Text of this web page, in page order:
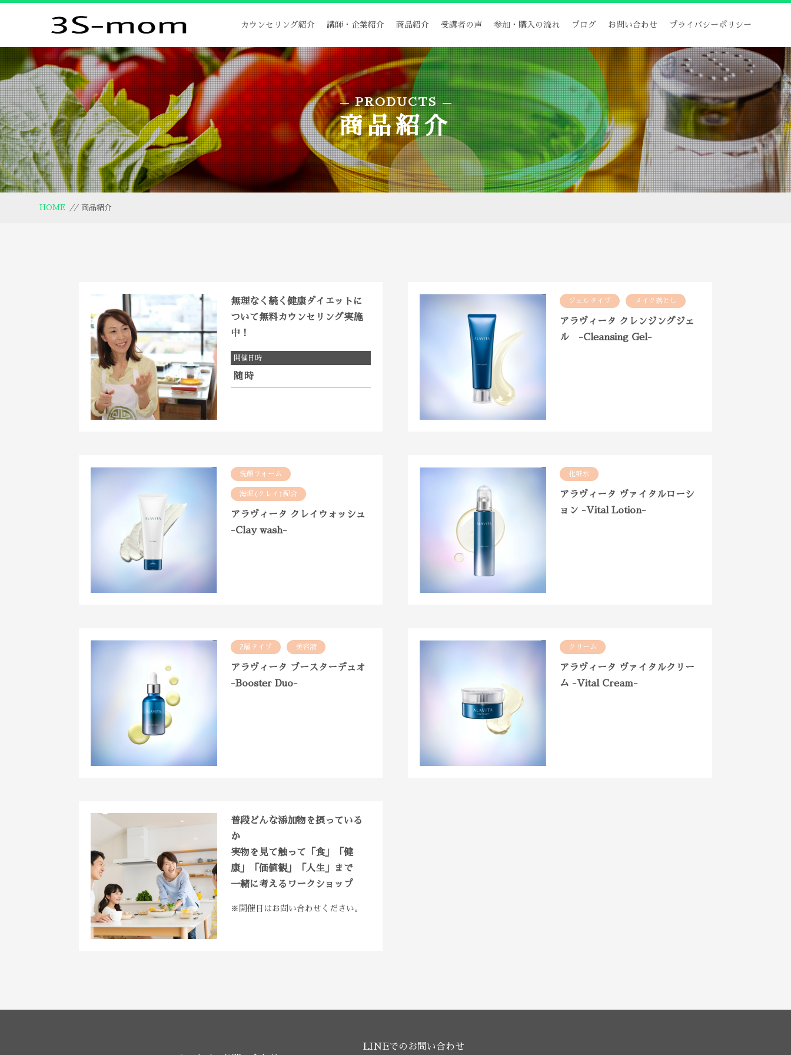
カウンセリング紹介 講師・企業紹介 商品紹介 受講者の声 参加・購入の流れ ブログ お問い合わせ プライバシーポリシー
PRODUCTS
商品紹介
HOME // 商品紹介
無理なく続く健康ダイエットに
ついて無料カウンセリング実施
中！
開催日時
随時
ジェルタイプ メイク落とし
アラヴィータ クレンジングジェ
ル -Cleansing Gel-
洗顔フォーム
海泥(クレイ)配合
アラヴィータ クレイウォッシュ
-Clay wash-
化粧水
アラヴィータ ヴァイタルローシ
ョン -Vital Lotion-
2層タイプ 美容液
アラヴィータ ブースターデュオ
-Booster Duo-
クリーム
アラヴィータ ヴァイタルクリー
ム -Vital Cream-
普段どんな添加物を摂っている
か
実物を見て触って「食」「健
康」「価値観」「人生」まで
一緒に考えるワークショップ
※開催日はお問い合わせください。
LINEでのお問い合わせ